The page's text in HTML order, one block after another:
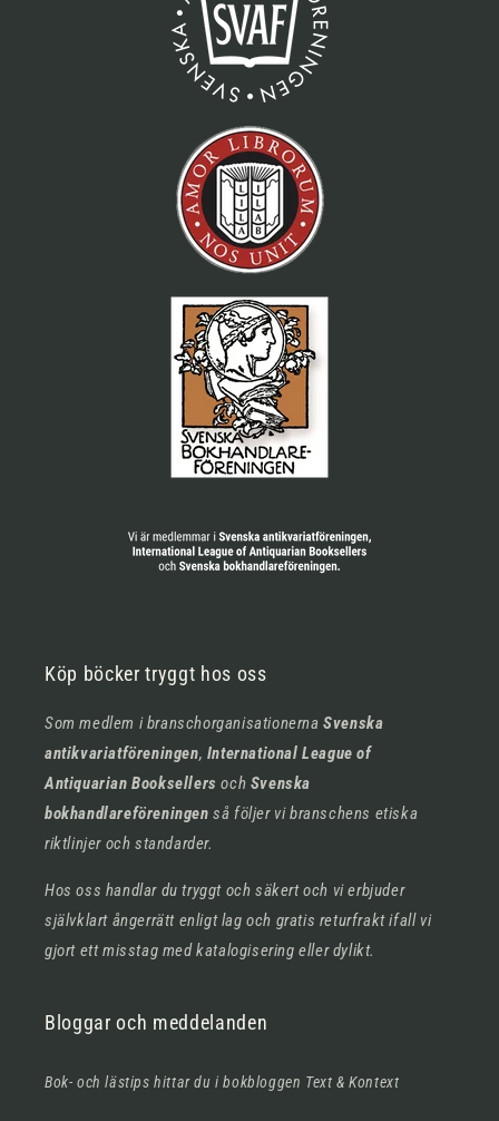
Köp böcker tryggt hos oss
Som medlem i branschorganisationernaSvenska
antikvariatföreningen, International League of
Antiquarian Booksellersoch Svenska
bokhandlareföreningenså följer vi branschens etiska
riktlinjer och standarder.
Hos oss handlar du tryggt och säkert och vi erbjuder
självklart ångerrätt enligt lag och gratis returfrakt ifall vi
gjort ett misstag med katalogisering eller dylikt.
Bloggar och meddelanden
Bok- och lästips hittar du i bokbloggen Text & Kontext